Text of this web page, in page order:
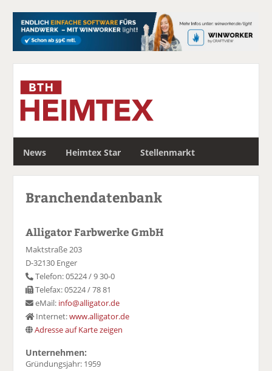
News Heimtex Star Stellenmarkt
c
Branchendatenbank
Alligator Farbwerke GmbH
Maktstraße 203
D-32130 Enger
Telefon: 05224 / 9 30-0
Telefax: 05224 / 78 81
eMail: info@alligator.de
Internet:www.alligator.de
Adresse auf Karte zeigen
Unternehmen:
Gründungsjahr: 1959